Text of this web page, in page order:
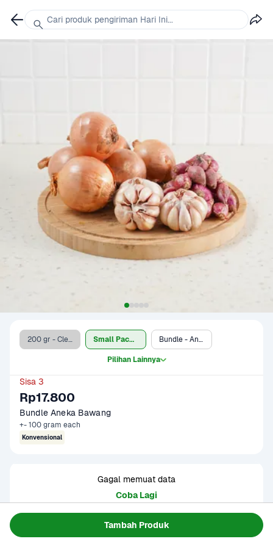
Tambah Produk
200 gr - Clearance Sale Small Pack - 200 gr Bundle - Aneka Bawang 1 pack
Pilihan Lainnya
Sisa 3
Rp17.800
Bundle Aneka Bawang
+- 100 gram each
Konvensional
Gagal memuat data
Coba Lagi
Informasi Produk
Cari produk pengiriman Hari Ini...